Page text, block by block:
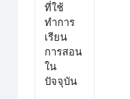
ที่ใช้
ทำการ
เรียน
การสอน
ใน
ปัจจุบัน